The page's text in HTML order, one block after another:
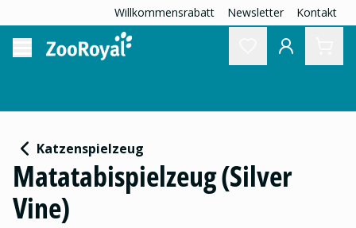
Willkommensrabatt Newsletter Kontakt
Katzenspielzeug
Matatabispielzeug (Silver
Vine)